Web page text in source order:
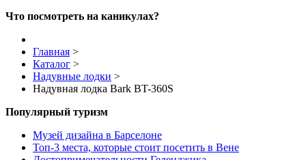
Что посмотреть на каникулах?
Главная >
Каталог >
Надувные лодки >
Надувная лодка Bark BT-360S
Популярный туризм
Музей дизайна в Барселоне
Топ-3 места, которые стоит посетить в Вене